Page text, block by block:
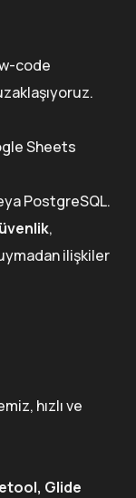
code
Sheets
PostgreSQL.
,
ilişkiler
hızlı ve
Glide